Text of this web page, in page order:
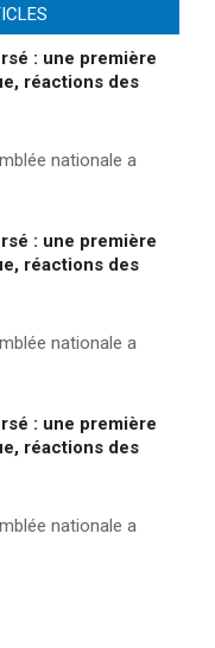
: une première
réactions des
nationale a
: une première
réactions des
nationale a
: une première
réactions des
nationale a